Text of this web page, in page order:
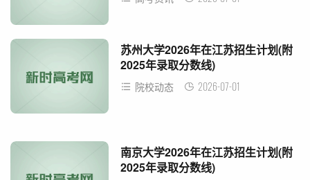
苏州大学2026年在江苏招生计划(附
2025年录取分数线)
院校动态 2026-07-01
南京大学2026年在江苏招生计划(附
2025年录取分数线)